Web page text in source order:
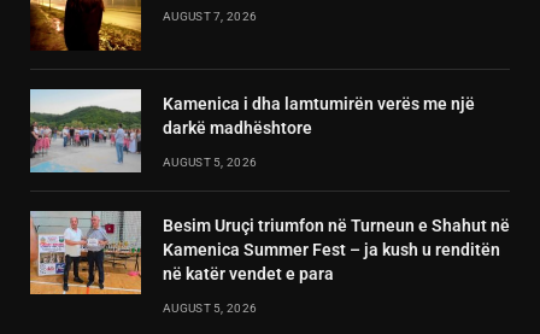
AUGUST 7, 2026
Kamenica i dha lamtumirën verës me një
darkë madhështore
AUGUST 5, 2026
Besim Uruçi triumfon në Turneun e Shahut në
Kamenica Summer Fest – ja kush u renditën
në katër vendet e para
AUGUST 5, 2026